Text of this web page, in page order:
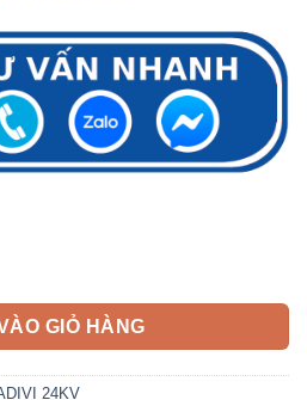
24kV số lượng
GIỎ HÀNG
24KV